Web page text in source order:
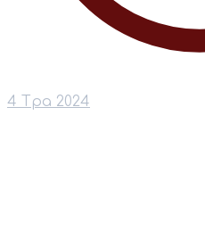
4 Тра 2024